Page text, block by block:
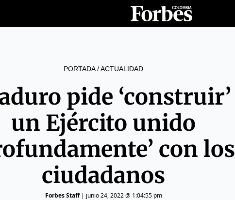
PORTADA/ACTUALIDAD
pide ‘construir’
un Ejército unido
con los
ciudadanos
Forbes Staff| junio 24, 2022 @ 1:04:55 pm